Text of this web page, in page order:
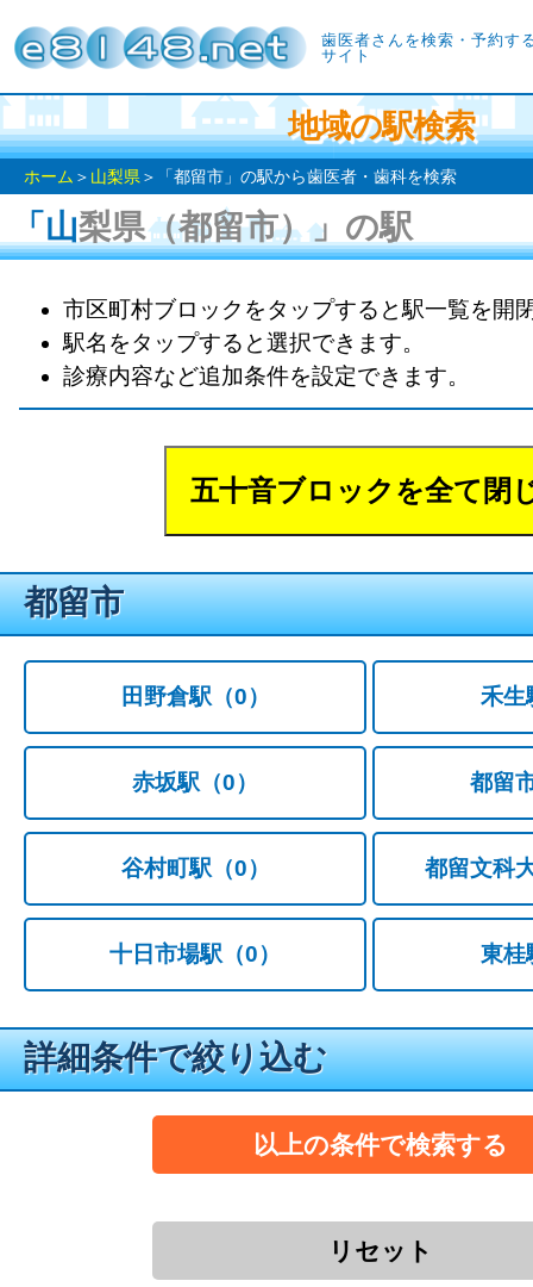
歯医者さんを検索・予約す
サイト
地域の駅検索
ホーム ＞ 山梨県 ＞「都留市」の駅から歯医者・歯科を検索
「山梨県（都留市）」の駅
市区町村ブロックをタップすると駅一覧を開
駅名をタップすると選択できます。
診療内容など追加条件を設定できます。
都留市
田野倉駅 （0） 禾生
赤坂駅 （0） 都留
谷村町駅 （0） 都留文科
十日市場駅 （0） 東桂
詳細条件で絞り込む